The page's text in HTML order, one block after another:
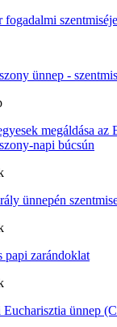
fogadalmi szentmiséje
ünnep -
megáldása az
napi búcsún
ünnepén
papi zarándoklat
ünnep